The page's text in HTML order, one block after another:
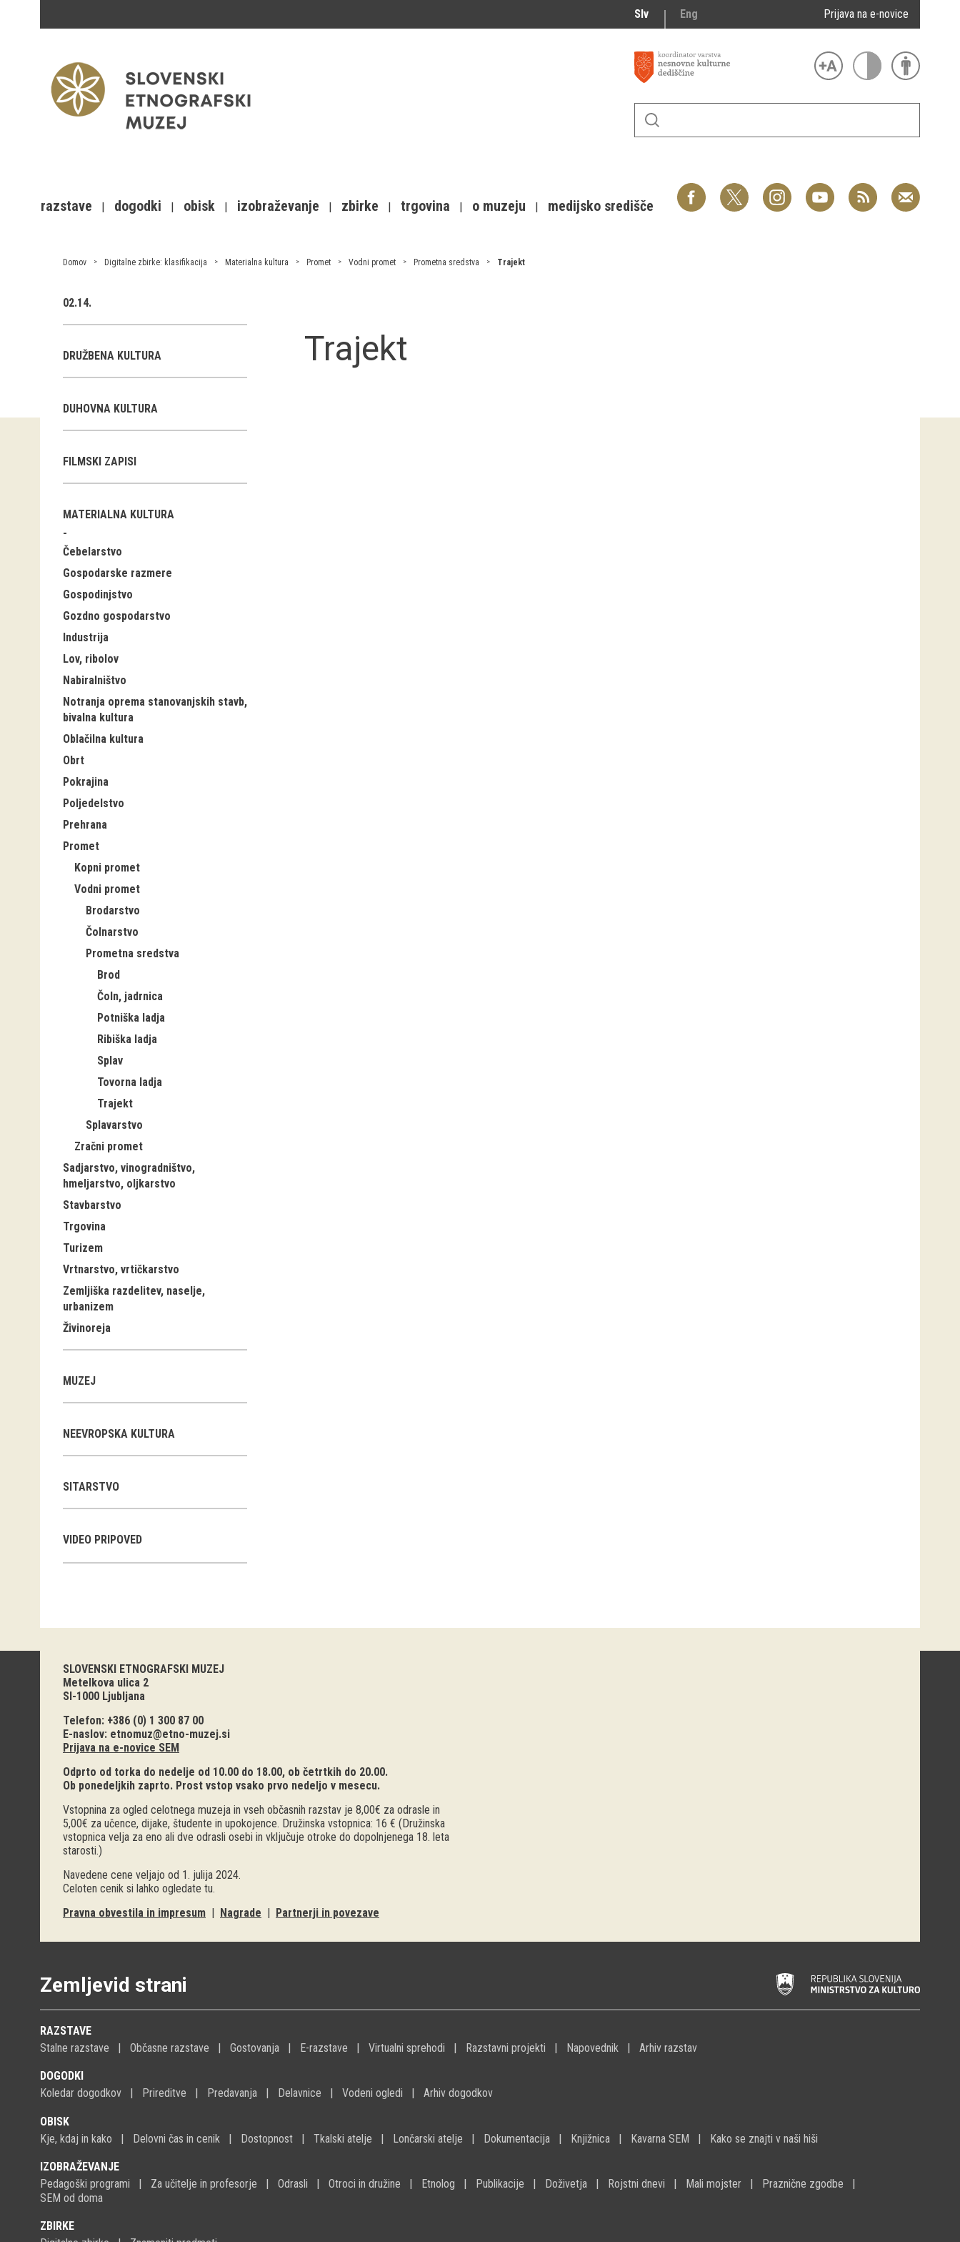
Slv Eng Prijava na e-novice
razstave dogodki obisk izobraževanje zbirke trgovina o muzeju medijsko središče
Domov Digitalne zbirke: klasifikacija Materialna kultura Promet Vodni promet Prometna sredstva Trajekt
02.14.
DRUŽBENA KULTURA
DUHOVNA KULTURA
FILMSKI ZAPISI
MATERIALNA KULTURA
Čebelarstvo
Gospodarske razmere
Gospodinjstvo
Gozdno gospodarstvo
Industrija
Lov, ribolov
Nabiralništvo
Notranja oprema stanovanjskih stavb,
bivalna kultura
Oblačilna kultura
Obrt
Pokrajina
Poljedelstvo
Prehrana
Promet
Kopni promet
Vodni promet
Brodarstvo
Čolnarstvo
Prometna sredstva
Brod
Čoln, jadrnica
Potniška ladja
Ribiška ladja
Splav
Tovorna ladja
Trajekt
Splavarstvo
Zračni promet
Sadjarstvo, vinogradništvo,
hmeljarstvo, oljkarstvo
Stavbarstvo
Trgovina
Turizem
Vrtnarstvo, vrtičkarstvo
Zemljiška razdelitev, naselje,
urbanizem
Živinoreja
MUZEJ
NEEVROPSKA KULTURA
SITARSTVO
VIDEO PRIPOVED
Trajekt
SLOVENSKI ETNOGRAFSKI MUZEJ
Metelkova ulica 2
SI-1000 Ljubljana
Telefon: +386 (0) 1 300 87 00
E-naslov: etnomuz@etno-muzej.si
Prijava na e-novice SEM
Odprto od torka do nedelje od 10.00 do 18.00, ob četrtkih do 20.00.
Ob ponedeljkih zaprto. Prost vstop vsako prvo nedeljo v mesecu.
Vstopnina za ogled celotnega muzeja in vseh občasnih razstav je 8,00€ za odrasle in
5,00€ za učence, dijake, študente in upokojence. Družinska vstopnica: 16 € (Družinska
vstopnica velja za eno ali dve odrasli osebi in vključuje otroke do dopolnjenega 18. leta
starosti.)
Navedene cene veljajo od 1. julija 2024.
Celoten cenik si lahko ogledate tu.
Pravna obvestila in impresum | Nagrade | Partnerji in povezave
Zemljevid strani
RAZSTAVE
Stalne razstave
Občasne razstave Gostovanja E-razstave Virtualni sprehodi Razstavni projekti Napovednik Arhiv razstav
DOGODKI
Koledar dogodkov
Prireditve Predavanja Delavnice Vodeni ogledi Arhiv dogodkov
OBISK
Kje, kdaj in kako
Delovni čas in cenik Dostopnost Tkalski atelje Lončarski atelje Dokumentacija Knjižnica Kavarna SEM Kako se znajti v naši hiši
IZOBRAŽEVANJE
Pedagoški programi
Za učitelje in profesorje Odrasli Otroci in družine Etnolog Publikacije Doživetja Rojstni dnevi Mali mojster
Praznične zgodbe
SEM od doma
ZBIRKE